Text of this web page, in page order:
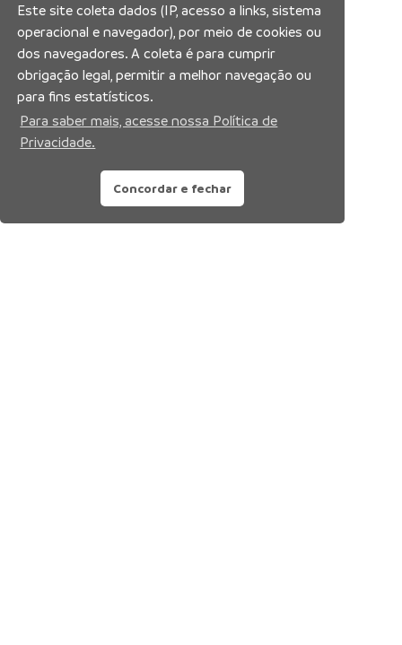
Este site coleta dados (IP, acesso a links, sistema
operacional e navegador), por meio de cookies ou
dos navegadores. A coleta é para cumprir
obrigação legal, permitir a melhor navegação ou
para fins estatísticos.
Para saber mais, acesse nossa Política de
Privacidade.
Concordar e fechar